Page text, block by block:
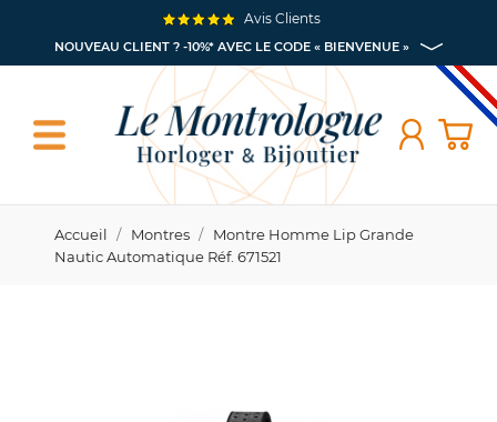
NOUVEAU CLIENT ? -10%* AVEC LE CODE « BIENVENUE »
Avis Clients
Accueil Montres
Montre Homme Lip Grande
Nautic Automatique Réf. 671521